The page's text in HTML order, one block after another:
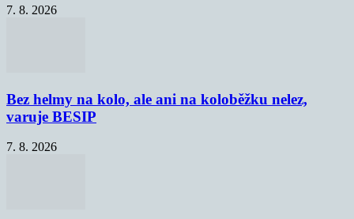
7. 8. 2026
Bez helmy na kolo, ale ani na koloběžku nelez,
varuje BESIP
7. 8. 2026